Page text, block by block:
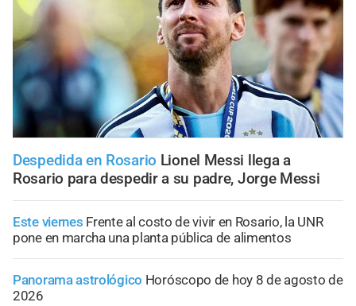
Despedida en Rosario Lionel Messi llega a
Rosario para despedir a su padre, Jorge Messi
Este viernes Frente al costo de vivir en Rosario, la UNR
pone en marcha una planta pública de alimentos
Panorama astrológico Horóscopo de hoy 8 de agosto de
2026